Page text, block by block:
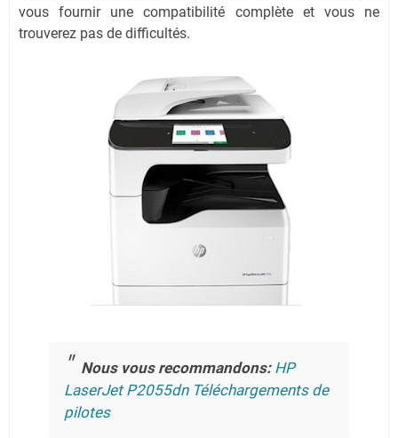
vous fournir une compatibilité complète et vous ne
trouverez pas de difficultés.
Nous vous recommandons: HP
LaserJet P2055dn Téléchargements de
pilotes